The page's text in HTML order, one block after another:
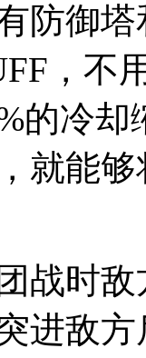
防御
，不
的冷
就能
战时
进敌